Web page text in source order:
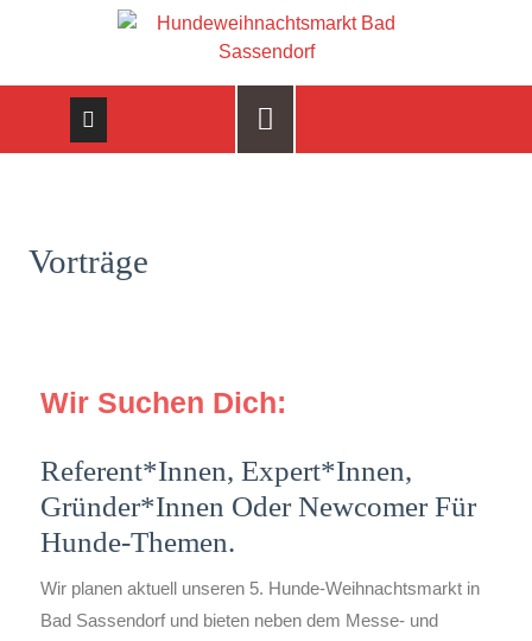
Vorträge
Wir Suchen Dich:
Referent*innen, Expert*innen,
Gründer*innen Oder Newcomer Für
Hunde-Themen.
Wir planen aktuell unseren 5. Hunde-Weihnachtsmarkt in
Bad Sassendorf und bieten neben dem Messe- und